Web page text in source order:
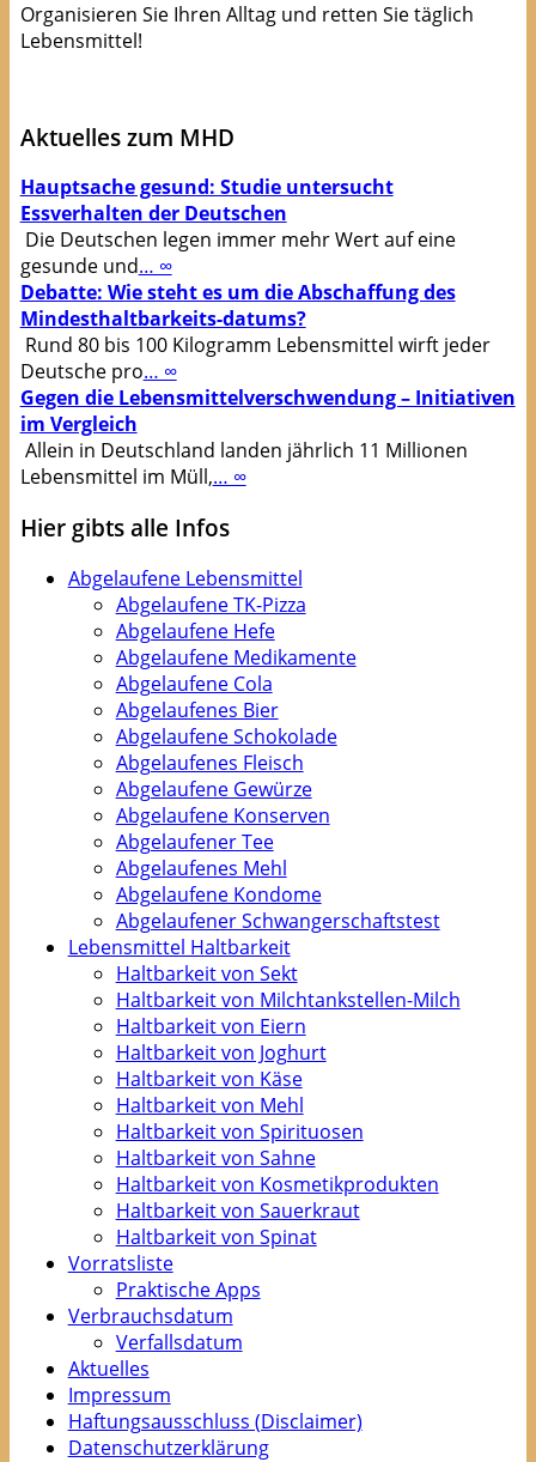
Organisieren Sie Ihren Alltag und retten Sie täglich
Lebensmittel!
Aktuelles zum MHD
Hauptsache gesund: Studie untersucht
Essverhalten der Deutschen
Die Deutschen legen immer mehr Wert auf eine
gesunde und… ∞
Debatte: Wie steht es um die Abschaffung des
Mindesthaltbarkeits-datums?
Rund 80 bis 100 Kilogramm Lebensmittel wirft jeder
Deutsche pro… ∞
Gegen die Lebensmittelverschwendung – Initiativen
im Vergleich
Allein in Deutschland landen jährlich 11 Millionen
Lebensmittel im Müll,… ∞
Hier gibts alle Infos
Abgelaufene Lebensmittel
Abgelaufene TK-Pizza
Abgelaufene Hefe
Abgelaufene Medikamente
Abgelaufene Cola
Abgelaufenes Bier
Abgelaufene Schokolade
Abgelaufenes Fleisch
Abgelaufene Gewürze
Abgelaufene Konserven
Abgelaufener Tee
Abgelaufenes Mehl
Abgelaufene Kondome
Abgelaufener Schwangerschaftstest
Lebensmittel Haltbarkeit
Haltbarkeit von Sekt
Haltbarkeit von Milchtankstellen-Milch
Haltbarkeit von Eiern
Haltbarkeit von Joghurt
Haltbarkeit von Käse
Haltbarkeit von Mehl
Haltbarkeit von Spirituosen
Haltbarkeit von Sahne
Haltbarkeit von Kosmetikprodukten
Haltbarkeit von Sauerkraut
Haltbarkeit von Spinat
Vorratsliste
Praktische Apps
Verbrauchsdatum
Verfallsdatum
Aktuelles
Impressum
Haftungsausschluss (Disclaimer)
Datenschutzerklärung